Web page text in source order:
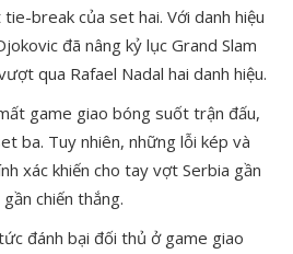
break của set hai. Với danh hiệu
đã nâng kỷ lục Grand Slam
qua Rafael Nadal hai danh hiệu.
game giao bóng suốt trận đấu,
ba. Tuy nhiên, những lỗi kép và
xác khiến cho tay vợt Serbia gần
chiến thắng.
đánh bại đối thủ ở game giao